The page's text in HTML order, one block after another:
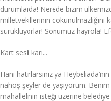
durumlarda! Nerede bizim
milletvekillerinin dokunulmazlığını
sürüklüyorlar! Sonumuz hayrola!
Kart sesli karı...
Hani hatırlarsınız ya
nahoş şeyler de yaşıyorum.
mahallelinin isteği üzerine